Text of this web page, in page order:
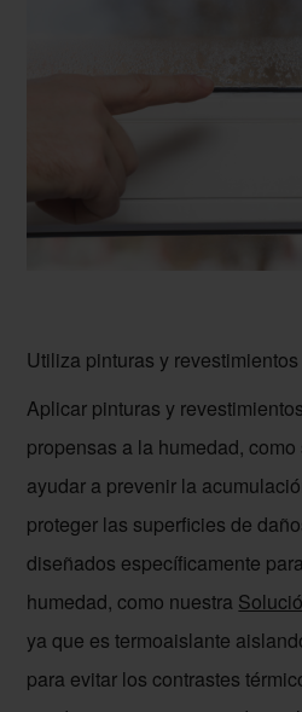
Utiliza pinturas y
Aplicar pinturas y
propensas a la humedad,
ayudar a prevenir la
proteger las superficies de
diseñados específicamente
humedad, como nuestra
ya que es termoaislante
para evitar los contrastes